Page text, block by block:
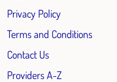
Privacy Policy
Terms and Conditions
Contact Us
Providers A-Z